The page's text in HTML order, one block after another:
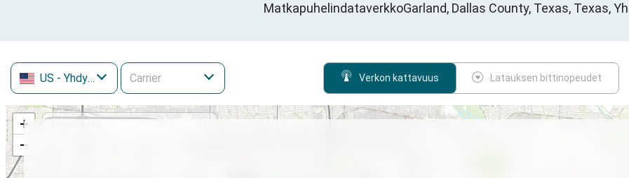
MatkapuhelindataverkkoGarland, Dallas County, Texas, Texas,
US - Yhdysvallat Verkon kattavuus Latauksen bittinopeudet
+
−